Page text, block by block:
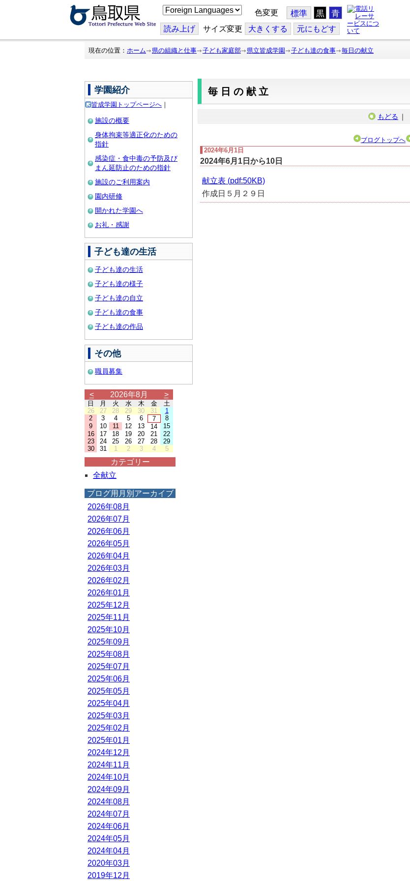
こ
の
ジ
を
翻
色変更 標準 黒 青
読み上げ サイズ変更 大きくする 元にもどす
現在の位置： ホーム 県の組織と仕事 子ども家庭部 県立皆成学園 子ども達の食事 毎日の献立
学園紹介
皆成学園トップページへ ｜
施設の概要
身体拘束等適正化のための
指針
感染症・食中毒の予防及び
まん延防止のための指針
施設のご利用案内
園内研修
開かれた学園へ
お礼・感謝
子ども達の生活
子ども達の生活
子ども達の様子
子ども達の自立
子ども達の食事
子ども達の作品
その他
職員募集
< 2026年8月 >
日 月 火 水 木 金
土
26
27 28 29 30 31
1
2
3 4 5 6 7
8
9
10 11 12 13 14
15
16
17 18 19 20 21
22
23
24 25 26 27 28
29
30
31 1 2 3 4 5
カテゴリー
全献立
ブログ用月別アーカイブ
2026年08月
2026年07月
2026年06月
2026年05月
2026年04月
2026年03月
2026年02月
2026年01月
2025年12月
2025年11月
2025年10月
2025年09月
2025年08月
2025年07月
2025年06月
2025年05月
2025年04月
2025年03月
2025年02月
2025年01月
2024年12月
2024年11月
2024年10月
2024年09月
2024年08月
2024年07月
2024年06月
2024年05月
2024年04月
2020年03月
2019年12月
毎日の献立
もどる ｜
ブログトップへ
2024年6月1日
2024年6月1日から10日
献立表 (pdf:50KB)
作成日５月２９日